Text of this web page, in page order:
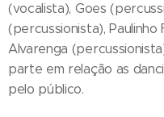
(vocalista), Goes
(percussionista), Paulinho
Alvarenga
parte em relação as
pelo público.